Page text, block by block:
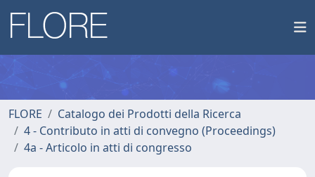
FLORE
Catalogo dei Prodotti della Ricerca
4 - Contributo in atti di convegno (Proceedings)
4a - Articolo in atti di congresso